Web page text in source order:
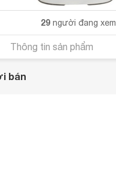
29 người đang xem
Thông tin sản phẩm
bán